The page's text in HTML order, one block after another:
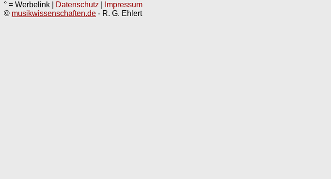
° = Werbelink |
Datenschutz
Impressum
© musikwissenschaften.de - R. G. Ehlert